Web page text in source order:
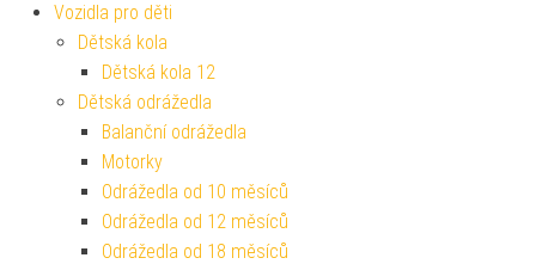
Vozidla pro děti
Dětská kola
Dětská kola 12
Dětská odrážedla
Balanční odrážedla
Motorky
Odrážedla od 10 měsíců
Odrážedla od 12 měsíců
Odrážedla od 18 měsíců